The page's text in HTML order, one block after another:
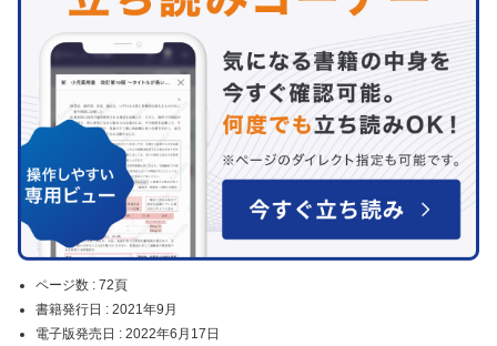
ページ数 : 72頁
書籍発行日 : 2021年9月
電子版発売日 : 2022年6月17日